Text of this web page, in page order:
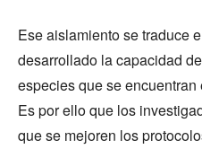
Ese aislamiento se traduce
desarrollado la capacidad
especies que se
Es por ello que los
que se mejoren los